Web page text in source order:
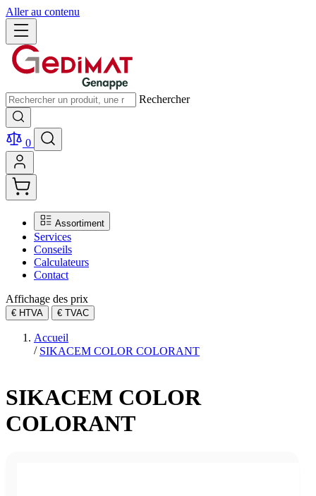
Aller au contenu
Rechercher
0
Assortiment
Services
Conseils
Calculateurs
Contact
Affichage des prix
€ HTVA € TVAC
Accueil
/ SIKACEM COLOR COLORANT
SIKACEM COLOR
COLORANT